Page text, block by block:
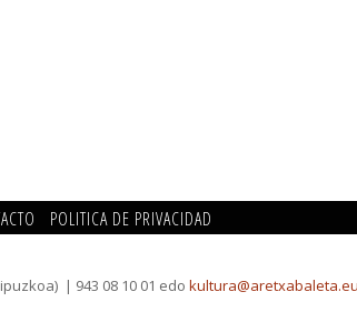
POLITICA DE PRIVACIDAD
| 943 08 10 01 edo